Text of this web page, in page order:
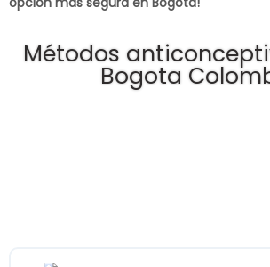
Métodos
Bogota